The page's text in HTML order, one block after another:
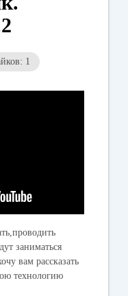
1
заниматься
вам рассказать
технологию